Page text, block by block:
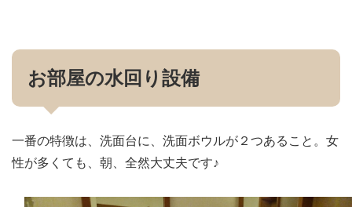
お部屋の水回り設備
一番の特徴は、洗面台に、洗面ボウルが２つあること。女
性が多くても、朝、全然大丈夫です♪